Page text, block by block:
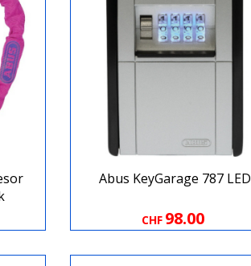
Abus KeyGarage 787 LED
CHF 98.00